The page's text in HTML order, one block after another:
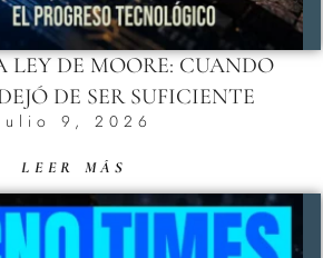
LEY DE MOORE: CUANDO
DE SER SUFICIENTE
9, 2026
LEER MÁS